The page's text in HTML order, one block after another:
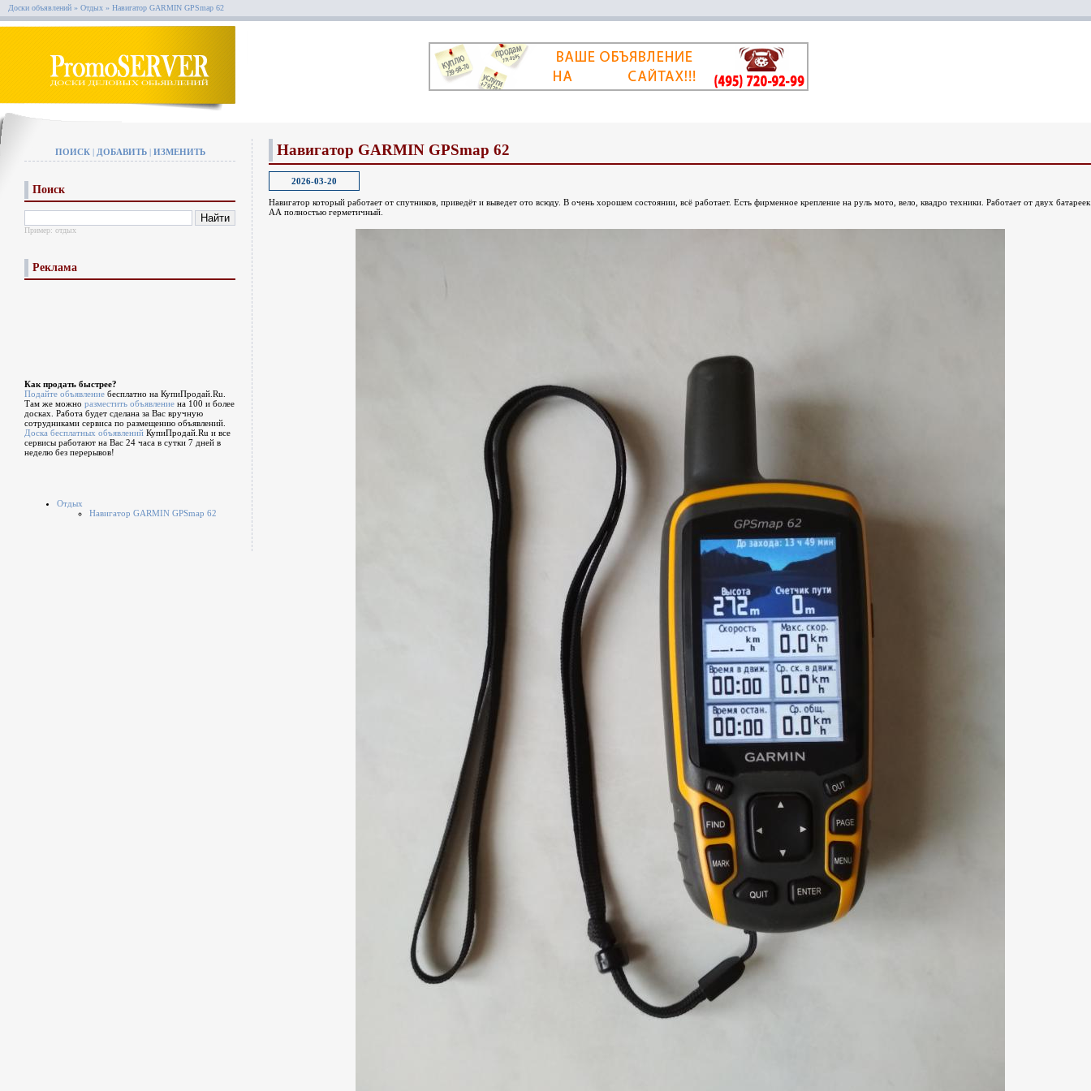
Доски объявлений » Отдых » Навигатор GARMIN GPSmap 62
ПОИСК| ДОБАВИТЬ| ИЗМЕНИТЬ
Поиск
Пример: отдых
Реклама
Как продать быстрее?
Подайте объявление бесплатно на КупиПродай.Ru.
Там же можно разместить объявление на 100 и более
досках. Работа будет сделана за Вас вручную
сотрудниками сервиса по размещению объявлений.
Доска бесплатных объявлений КупиПродай.Ru и все
сервисы работают на Вас 24 часа в сутки 7 дней в
неделю без перерывов!
Отдых
Навигатор GARMIN GPSmap 62
Навигатор GARMIN GPSmap 62
2026-03-20
Навигатор который работает от спутников, приведёт и выведет ото всюду. В очень хорошем состоянии, всё работает. Есть фирменное крепление на руль мото, вело, квадро техники. Работает от двух батареек
АА полностью герметичный.